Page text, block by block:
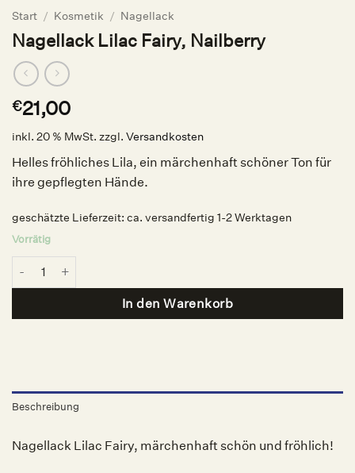
Start / Kosmetik / Nagellack
Nagellack Lilac Fairy, Nailberry
€21,00
inkl. 20 % MwSt. zzgl. Versandkosten
Helles fröhliches Lila, ein märchenhaft schöner Ton für
ihre gepflegten Hände.
geschätzte Lieferzeit: ca. versandfertig 1-2 Werktagen
Vorrätig
Nagellack Lilac Fairy, Nailberry Menge
In den Warenkorb
Beschreibung
Nagellack Lilac Fairy, märchenhaft schön und fröhlich!